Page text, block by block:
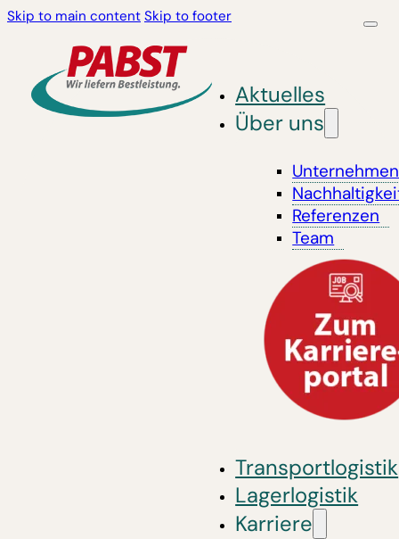
Skip to main content Skip to footer
Aktuelles
Über uns
Unternehmen
Referenzen
Team
Transportlogistik
Lagerlogistik
Karriere